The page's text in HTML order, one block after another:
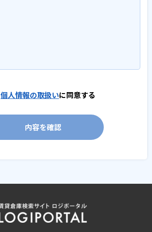
個人情報の取扱いに同意する
内容を確認